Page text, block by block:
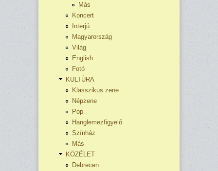
Más
Koncert
Interjú
Magyarország
Világ
English
Fotó
KULTÚRA
Klasszikus zene
Népzene
Pop
Hanglemezfigyelő
Színház
Más
KÖZÉLET
Debrecen